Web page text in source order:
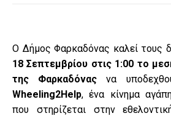
Ο Δήμος Φαρκαδόνας καλεί τους
18 Σεπτεμβρίου στις 1:00 το
της Φαρκαδόνας να
Wheeling2Help, ένα κίνημα
που στηρίζεται στην